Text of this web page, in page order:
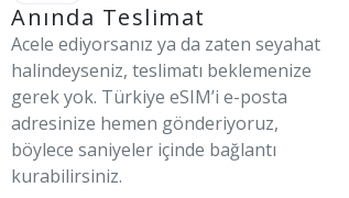
Anında Teslimat
Acele ediyorsanız ya da zaten seyahat
halindeyseniz, teslimatı beklemenize
gerek yok. Türkiye eSIM’i e-posta
adresinize hemen gönderiyoruz,
böylece saniyeler içinde bağlantı
kurabilirsiniz.